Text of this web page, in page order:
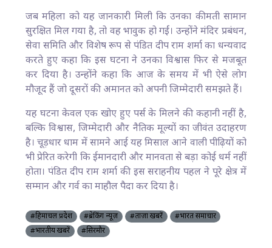
जब महिला को यह जानकारी मिली कि उनका कीमती सामान
सुरक्षित मिल गया है, तो वह भावुक हो गईं। उन्होंने मंदिर प्रबंधन,
सेवा समिति और विशेष रूप से पंडित दीप राम शर्मा का धन्यवाद
करते हुए कहा कि इस घटना ने उनका विश्वास फिर से मजबूत
कर दिया है। उन्होंने कहा कि आज के समय में भी ऐसे लोग
मौजूद हैं जो दूसरों की अमानत को अपनी जिम्मेदारी समझते हैं।
यह घटना केवल एक खोए हुए पर्स के मिलने की कहानी नहीं है,
बल्कि विश्वास, जिम्मेदारी और नैतिक मूल्यों का जीवंत उदाहरण
है। चूड़धार धाम में सामने आई यह मिसाल आने वाली पीढ़ियों को
भी प्रेरित करेगी कि ईमानदारी और मानवता से बड़ा कोई धर्म नहीं
होता। पंडित दीप राम शर्मा की इस सराहनीय पहल ने पूरे क्षेत्र में
सम्मान और गर्व का माहौल पैदा कर दिया है।
#हिमाचल प्रदेश #ब्रेकिंग न्यूज़ #ताज़ा खबरें
#भारत समाचार
#भारतीय खबरें
#सिरमौर